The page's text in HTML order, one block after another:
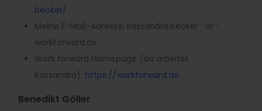
becker/
Meine E-Mail-Adresse: kassandra.becker -at-
workforward.de
Work forward Homepage (da arbeitet
Kassandra): https://workforward.de
Benedikt Göller